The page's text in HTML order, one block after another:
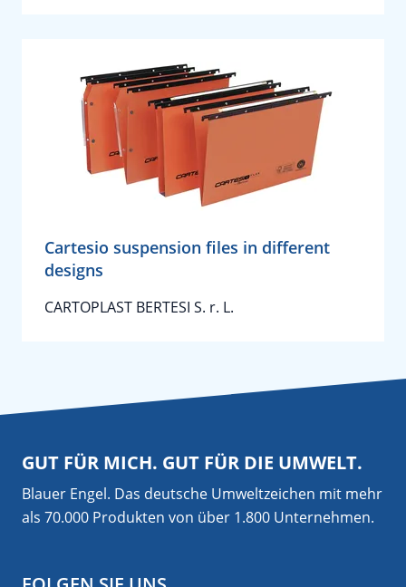
Cartesio suspension files in different
designs
CARTOPLAST BERTESI S. r. L.
GUT FÜR MICH. GUT FÜR DIE UMWELT.
Blauer Engel. Das deutsche Umweltzeichen mit mehr
als 70.000 Produkten von über 1.800 Unternehmen.